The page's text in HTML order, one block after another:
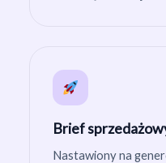
Brief
Nastawiony na